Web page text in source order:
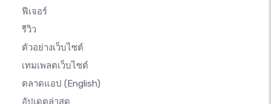
ฟีเจอร์
รีวิว
ตัวอย่างเว็บไซต์
เทมเพลตเว็บไซต์
ตลาดแอป (English)
อัปเดตล่าสุด